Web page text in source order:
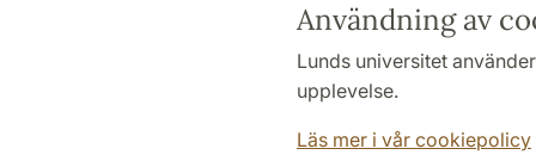
Användning av
Lunds universitet
upplevelse.
Läs mer i vår cookiepolicy